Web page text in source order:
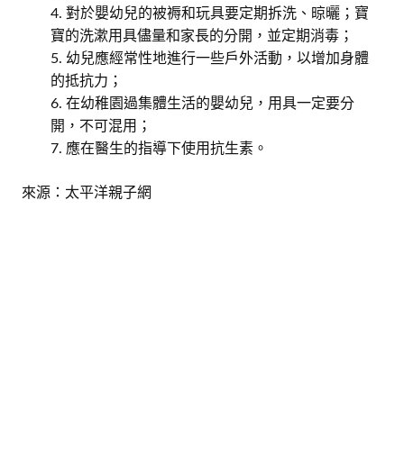
對於嬰幼兒的被褥和玩具要定期拆洗、晾曬；寶
寶的洗漱用具儘量和家長的分開，並定期消毒；
幼兒應經常性地進行一些戶外活動，以增加身體
的抵抗力；
在幼稚園過集體生活的嬰幼兒，用具一定要分
開，不可混用；
應在醫生的指導下使用抗生素。
來源：太平洋親子網